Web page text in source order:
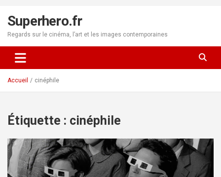
contenu
Superhero.fr
Regards sur le cinéma, l’art et les images contemporaines
Accueil cinéphile
Étiquette : cinéphile